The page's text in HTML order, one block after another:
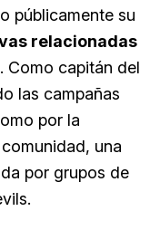
públicamente su
relacionadas
Como capitán del
las campañas
por la
una
por grupos de